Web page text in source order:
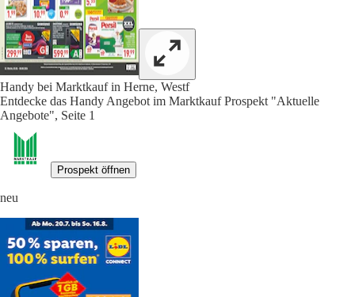
Handy bei Marktkauf in Herne, Westf
Entdecke das Handy Angebot im Marktkauf Prospekt "Aktuelle
Angebote", Seite 1
Prospekt öffnen
neu